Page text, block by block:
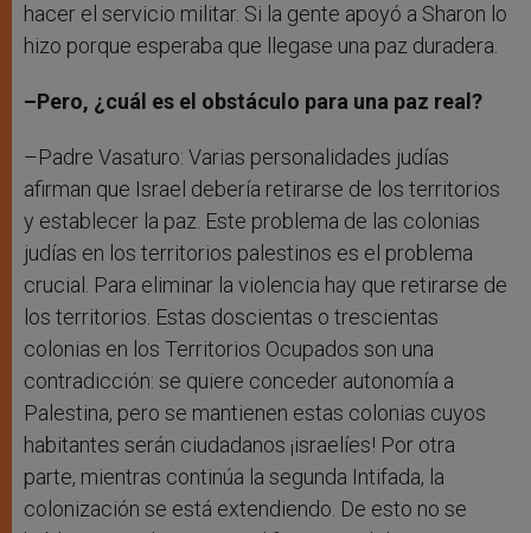
hacer el servicio militar. Si la gente apoyó a Sharon lo
hizo porque esperaba que llegase una paz duradera.
–Pero, ¿cuál es el obstáculo para una paz real?
–Padre Vasaturo: Varias personalidades judías
afirman que Israel debería retirarse de los territorios
y establecer la paz. Este problema de las colonias
judías en los territorios palestinos es el problema
crucial. Para eliminar la violencia hay que retirarse de
los territorios. Estas doscientas o trescientas
colonias en los Territorios Ocupados son una
contradicción: se quiere conceder autonomía a
Palestina, pero se mantienen estas colonias cuyos
habitantes serán ciudadanos ¡israelíes! Por otra
parte, mientras continúa la segunda Intifada, la
colonización se está extendiendo. De esto no se